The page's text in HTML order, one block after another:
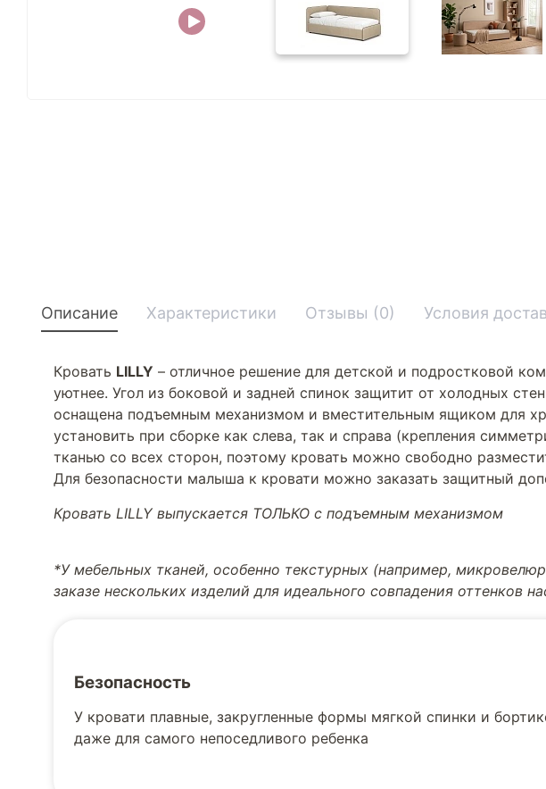
Описание Характеристики Отзывы (0) Условия
Кровать LILLY – отличное решение для детской и подростковой
уютнее. Угол из боковой и задней спинок защитит от холодных
оснащена подъемным механизмом и вместительным ящиком для
установить при сборке как слева, так и справа (крепления
тканью со всех сторон, поэтому кровать можно свободно
Для безопасности малыша к кровати можно заказать защитный
Кровать LILLY выпускается ТОЛЬКО с подъемным механизмом
*У мебельных тканей, особенно текстурных (например,
заказе нескольких изделий для идеального совпадения оттенков
Безопасность
У кровати плавные, закругленные формы мягкой спинки и
даже для самого непоседливого ребенка